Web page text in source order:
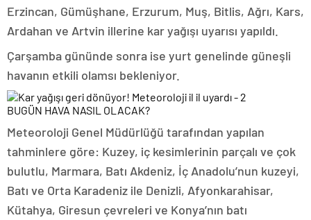
Erzincan, Gümüşhane, Erzurum, Muş, Bitlis, Ağrı, Kars,
Ardahan ve Artvin illerine kar yağışı uyarısı yapıldı.
Çarşamba gününde sonra ise yurt genelinde güneşli
havanın etkili olamsı bekleniyor.
BUGÜN HAVA NASIL OLACAK?
Meteoroloji Genel Müdürlüğü tarafından yapılan
tahminlere göre: Kuzey, iç kesimlerinin parçalı ve çok
bulutlu, Marmara, Batı Akdeniz, İç Anadolu’nun kuzeyi,
Batı ve Orta Karadeniz ile Denizli, Afyonkarahisar,
Kütahya, Giresun çevreleri ve Konya’nın batı